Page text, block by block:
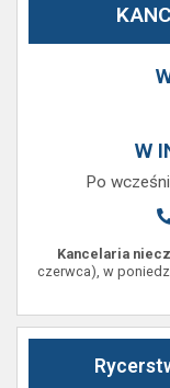
W
Po
Kancelaria
czerwca), w